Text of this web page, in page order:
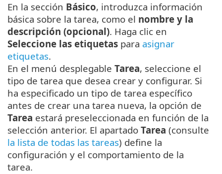
En la sección Básico, introduzca información
básica sobre la tarea, como el nombre y la
descripción (opcional). Haga clic en
Seleccione las etiquetas para asignar
etiquetas.
En el menú desplegable Tarea, seleccione el
tipo de tarea que desea crear y configurar. Si
ha especificado un tipo de tarea específico
antes de crear una tarea nueva, la opción de
Tarea estará preseleccionada en función de la
selección anterior. El apartado Tarea (consulte
la lista de todas las tareas) define la
configuración y el comportamiento de la
tarea.